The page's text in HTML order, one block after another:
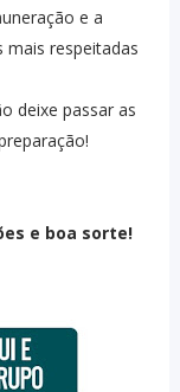
e a
mais respeitadas
deixe passar as
e boa sorte!